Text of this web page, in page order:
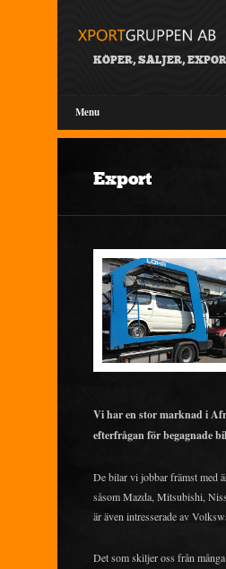
KÖPER, SÄLJER,
Menu
Export
Vi har en stor marknad i
efterfrågan för begagnade
De bilar vi jobbar främst med
såsom Mazda, Mitsubishi,
är även intresserade av
Det som skiljer oss från